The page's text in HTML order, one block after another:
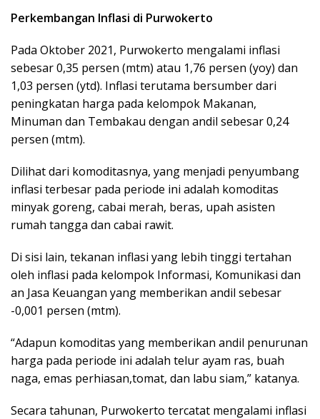
Perkembangan Inflasi di Purwokerto
Pada Oktober 2021, Purwokerto mengalami inflasi
sebesar 0,35 persen (mtm) atau 1,76 persen (yoy) dan
1,03 persen (ytd). Inflasi terutama bersumber dari
peningkatan harga pada kelompok Makanan,
Minuman dan Tembakau dengan andil sebesar 0,24
persen (mtm).
Dilihat dari komoditasnya, yang menjadi penyumbang
inflasi terbesar pada periode ini adalah komoditas
minyak goreng, cabai merah, beras, upah asisten
rumah tangga dan cabai rawit.
Di sisi lain, tekanan inflasi yang lebih tinggi tertahan
oleh inflasi pada kelompok Informasi, Komunikasi dan
an Jasa Keuangan yang memberikan andil sebesar
-0,001 persen (mtm).
“Adapun komoditas yang memberikan andil penurunan
harga pada periode ini adalah telur ayam ras, buah
naga, emas perhiasan,tomat, dan labu siam,” katanya.
Secara tahunan, Purwokerto tercatat mengalami inflasi